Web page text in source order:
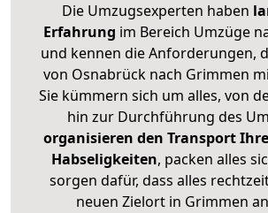
Die Umzugsexperten haben
Erfahrung im Bereich Umzüge
und kennen die Anforderungen,
von Osnabrück nach Grimmen
Sie kümmern sich um alles, von
hin zur Durchführung des
organisieren den Transport
Habseligkeiten, packen alles
sorgen dafür, dass alles
neuen Zielort in Grimmen